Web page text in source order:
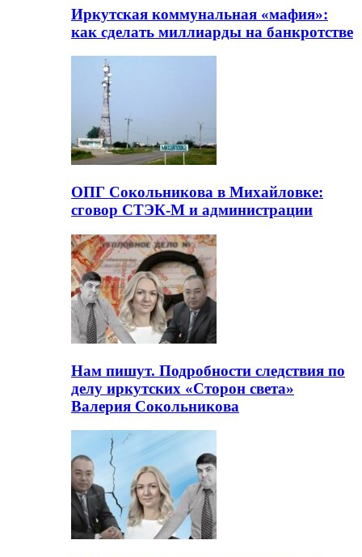
Иркутская коммунальная «мафия»:
как сделать миллиарды на банкротстве
ОПГ Сокольникова в Михайловке:
сговор СТЭК-М и администрации
Нам пишут. Подробности следствия по
делу иркутских «Сторон света»
Валерия Сокольникова